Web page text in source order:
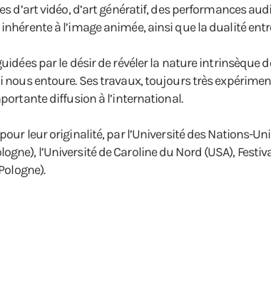
d’art vidéo, d’art génératif, des performances
à l’image animée, ainsi que la dualité
par le désir de révéler la nature
entoure. Ses travaux, toujours très
diffusion à l’international.
leur originalité, par l’Université des Nations-
l’Université de Caroline du Nord (USA),